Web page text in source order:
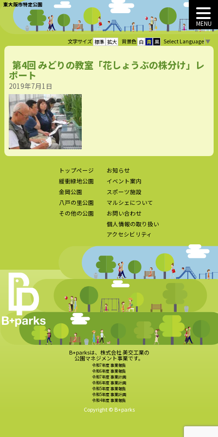
東大阪市特定公園
MENU
文字サイズ 標準 拡大 背景色 白 青 黒 Select Language ▼
第4回 みどりの教室「花しょうぶの株分け」レ
ポート
2019年7月1日
トップページ
緩衝緑地公園
金岡公園
八戸の里公園
その他の公園
お知らせ
イベント案内
スポーツ施設
マルシェについて
お問い合わせ
個人情報の取り扱い
アクセシビリティ
B+parksは、株式会社 美交工業の
公園マネジメント事業です。
令和7年度 事業報告
令和6年度 事業報告
令和7年度 事業計画
令和6年度 事業計画
令和5年度 事業報告
令和5年度 事業計画
令和4年度 事業報告
Copyright © B+parks